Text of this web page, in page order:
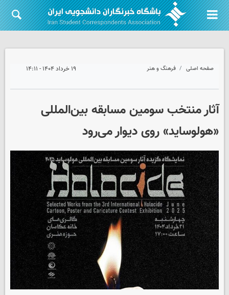
صفحه اصلی فرهنگ و هنر ۱۹ خرداد ۱۴۰۴ - ۱۴:۱۱
آثار منتخب سومین مسابقه بین‌المللی
«هولوساید» روی دیوار می‌رود